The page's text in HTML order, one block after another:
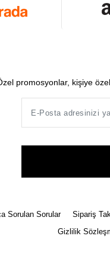
promosyonlar, kişiye
Sorulan Sorular Sipariş
Gizlilik